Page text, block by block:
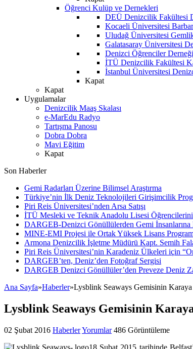
Öğrenci Kulüp ve Dernekleri
DEÜ Denizcilik Fakültesi
Kocaeli Üniversitesi
Uludağ Üniversitesi
Galatasaray Üniversitesi
Denizci Öğrenciler
İTÜ Denizcilik Fakültesi
İstanbul Üniversitesi
Kapat
Kapat
Uygulamalar
Denizcilik Maaş Skalası
e-MarEdu Radyo
Tartışma Panosu
Dobra Dobra
Mavi Eğitim
Kapat
Son Haberler
Gemi Radarları Üzerine Bilimsel Araştırma
Türkiye’nin İlk Deniz Teknolojileri Girişimcilik
Piri Reis Üniversitesi’nden Arsa Satışı
İTÜ Mesleki ve Teknik Anadolu Lisesi
DARGEB-Denizci Gönüllülerden Gemi İnsanlarına
MINE-EMI Projesi ile Ortak Yüksek Lisans
Armona Denizcilik İşletme Müdürü Kapt. Semih
Piri Reis Üniversitesi’nin Karadeniz Ülkeleri için
DARGEB’ten, Deniz’den Fotoğraf Sergisi
DARGEB Denizci Gönüllüler’den Preveze Deniz
Ana Sayfa»Haberler»Lysblink Seaways Gemisinin Karaya
Lysblink Seaways Gemisinin
02 Şubat 2016 HaberlerYorumlar 486 Görüntüleme
18 Şubat 2015 tarihinde